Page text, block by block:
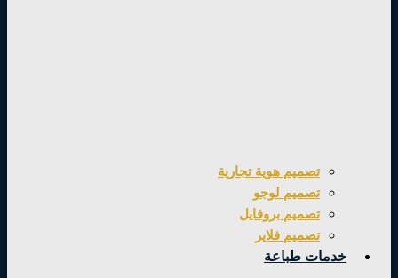
تصميم هوية تجارية
تصميم لوجو
تصميم بروفايل
تصميم فلاير
خدمات طباعة